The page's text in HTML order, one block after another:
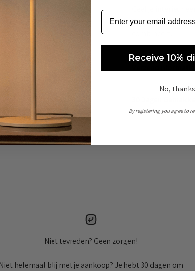
Geef je interieur
Kussenhoes. Een
combineert.
Niet tevreden? Geen zorgen!
Niet helemaal blij met je aankoop? Je hebt 30 dagen om
Receive 10%
No, thanks
By registering, you agree to